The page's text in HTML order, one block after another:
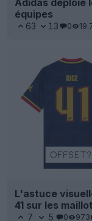
équipes
63 13 0
L'astuce
41 sur les
7 5 0 973